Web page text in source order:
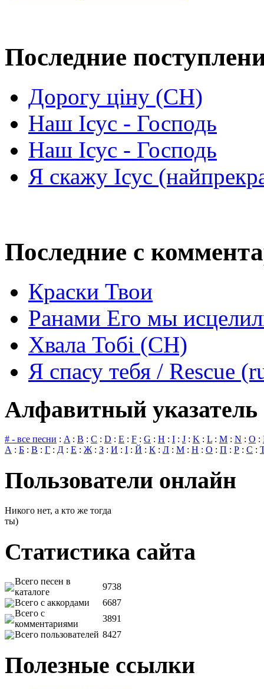
Последние
Дорогу ціну (СН)
Наш Ісус - Господь
Наш Ісус - Господь
Я скажу Ісус
Последние с
Краски Твои
Ранами Его мы
Хвала Тобі (СН)
Я спасу тебя / Rescue
Алфавитный указатель
# - все песни : A : B : C : D : E : F : G : H : I : J : K : L : M : N : O :
А : Б : В : Г : Д : Е : Ж : З : И : І : Й : К : Л : М : Н : О : П : Р : С :
Пользователи онлайн
Никого нет, а кто же тогда
ты)
Статистика сайта
Всего песен в
каталоге
9738
Всего с аккордами
6687
Всего с
комментариями
3891
Всего пользователей 8427
Полезные ссылки